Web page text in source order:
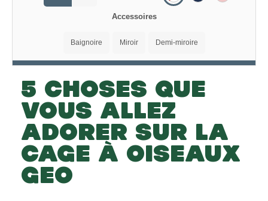
Accessoires
Baignoire Miroir Demi-miroire
5 CHOSES QUE
VOUS ALLEZ
ADORER SUR LA
CAGE À OISEAUX
GEO